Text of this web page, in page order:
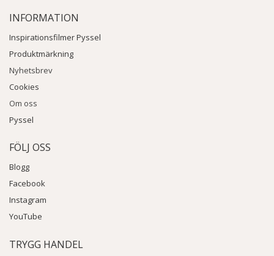
INFORMATION
Inspirationsfilmer Pyssel
Produktmärkning
Nyhetsbrev
Cookies
Om oss
Pyssel
FÖLJ OSS
Blogg
Facebook
Instagram
YouTube
TRYGG HANDEL